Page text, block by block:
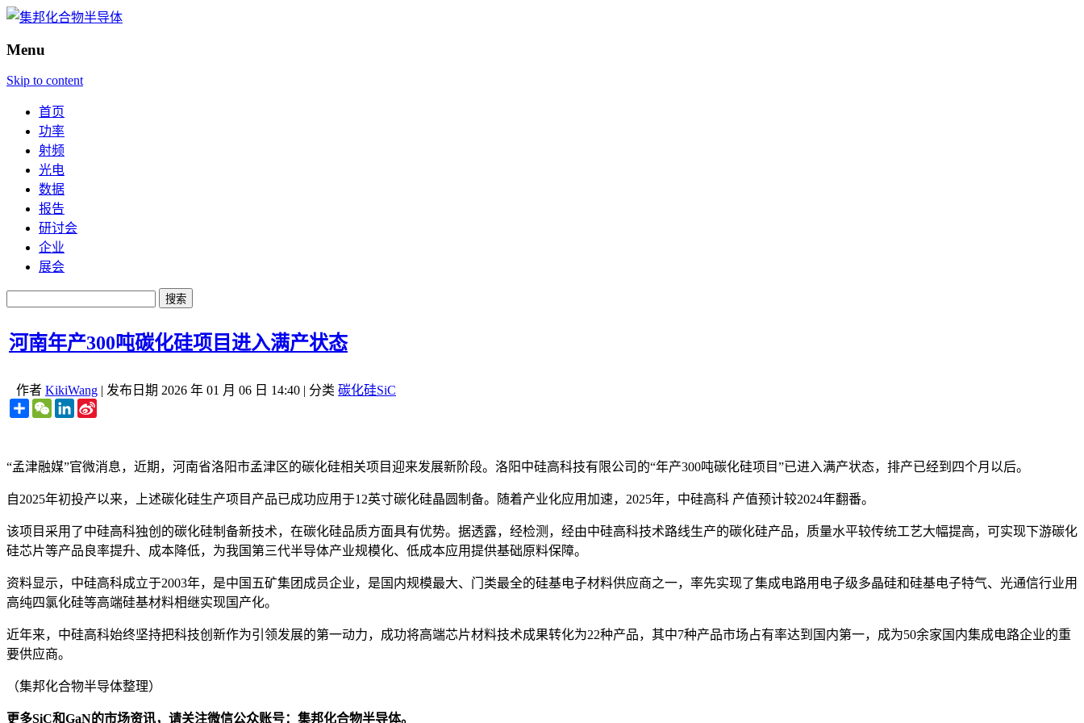
Menu
Skip to content
首页
功率
射频
光电
数据
报告
研讨会
企业
展会
河南年产300吨碳化硅项目进入满产状态
作者 KikiWang | 发布日期 2026 年 01 月 06 日 14:40 | 分类 碳化硅SiC
ShareWeChatLinkedIn
“孟津融媒”官微消息，近期，河南省洛阳市孟津区的碳化硅相关项目迎来发展新阶段。洛阳中硅高科技有限公司的“年产300吨碳化硅项目”已进入满产状态，排产已经到四个月以后。
自2025年初投产以来，上述碳化硅生产项目产品已成功应用于12英寸碳化硅晶圆制备。随着产业化应用加速，2025年，中硅高科 产值预计较2024年翻番。
该项目采用了中硅高科独创的碳化硅制备新技术，在碳化硅品质方面具有优势。据透露，经检测，经由中硅高科技术路线生产的碳化硅产品，质量水平较传统工艺大幅提高，可实现下游碳化
硅芯片等产品良率提升、成本降低，为我国第三代半导体产业规模化、低成本应用提供基础原料保障。
资料显示，中硅高科成立于2003年，是中国五矿集团成员企业，是国内规模最大、门类最全的硅基电子材料供应商之一，率先实现了集成电路用电子级多晶硅和硅基电子特气、光通信行业用
高纯四氯化硅等高端硅基材料相继实现国产化。
近年来，中硅高科始终坚持把科技创新作为引领发展的第一动力，成功将高端芯片材料技术成果转化为22种产品，其中7种产品市场占有率达到国内第一，成为50余家国内集成电路企业的重
要供应商。
（集邦化合物半导体整理）
更多SiC和GaN的市场资讯，请关注微信公众账号：集邦化合物半导体。